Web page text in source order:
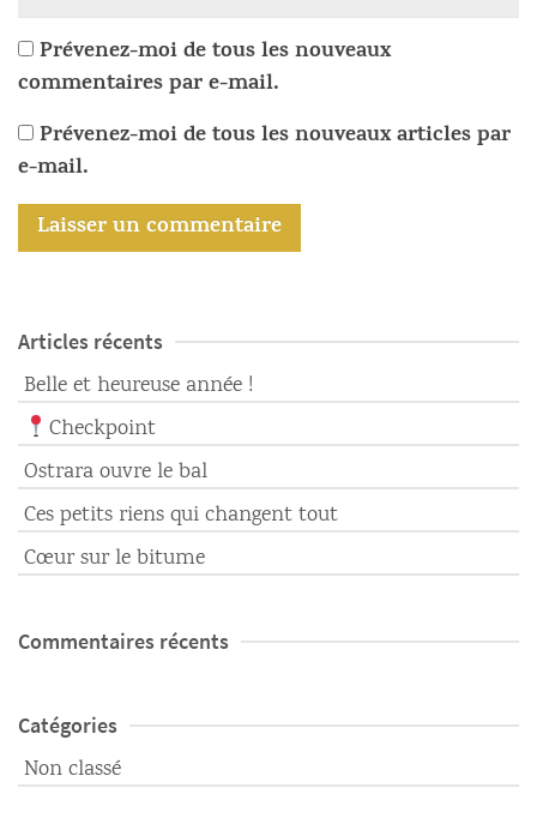
Prévenez-moi de tous les nouveaux
commentaires par e-mail.
Prévenez-moi de tous les nouveaux articles par
e-mail.
Articles récents
Belle et heureuse année !
Checkpoint
Ostrara ouvre le bal
Ces petits riens qui changent tout
Cœur sur le bitume
Commentaires récents
Catégories
Non classé